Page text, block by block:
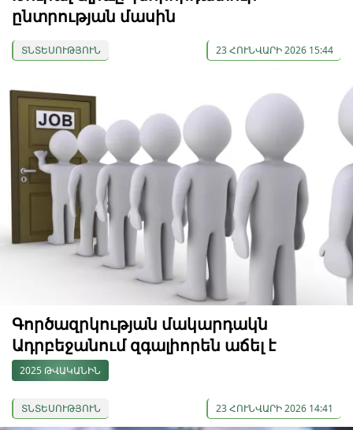
ընտրության մասին
ՏՆՏԵՍՈՒԹՅՈՒՆ 23 ՀՈՒՆՎԱՐԻ 2026 15:44
Գործազրկության մակարդակն
Ադրբեջանում զգալիորեն աճել է
2025 ԹՎԱԿԱՆԻՆ
ՏՆՏԵՍՈՒԹՅՈՒՆ 23 ՀՈՒՆՎԱՐԻ 2026 14:41